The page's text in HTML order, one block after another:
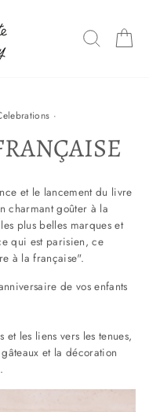
·
et le lancement du livre
charmant goûter à la
plus belles marques et
qui est parisien, ce
à la française".
de vos enfants
et les liens vers les tenues,
et la décoration